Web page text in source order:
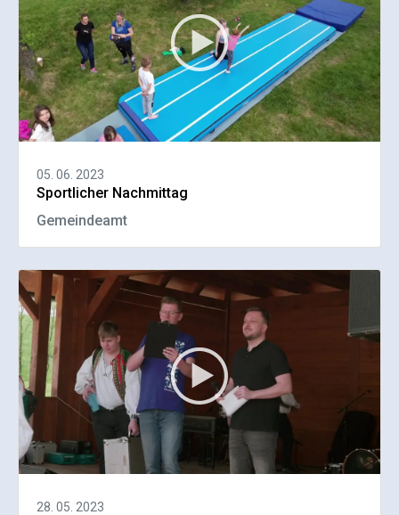
05. 06. 2023
Sportlicher Nachmittag
Gemeindeamt
28. 05. 2023